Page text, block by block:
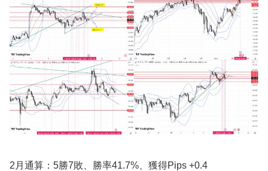
2月通算：5勝7敗、勝率41.7%、獲得Pips +0.4